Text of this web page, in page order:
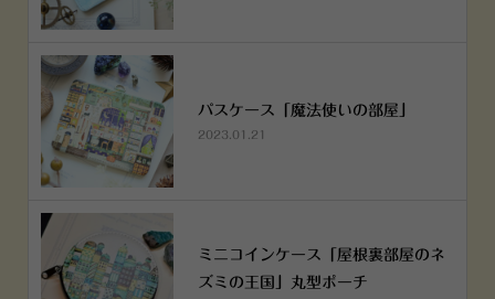
パスケース「魔法使いの部屋」
2023.01.21
ミニコインケース「屋根裏部屋のネ
ズミの王国」丸型ポーチ